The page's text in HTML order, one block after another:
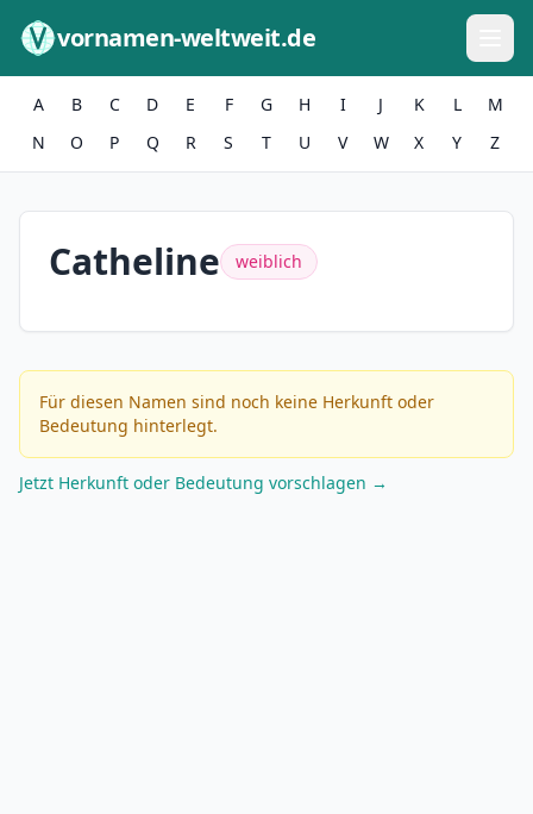
vornamen-weltweit.de
A B C D E F G H I J K L
M
N
O P Q R S T U V W X Y Z
Catheline weiblich
Für diesen Namen sind noch keine Herkunft oder
Bedeutung hinterlegt.
Jetzt Herkunft oder Bedeutung vorschlagen →